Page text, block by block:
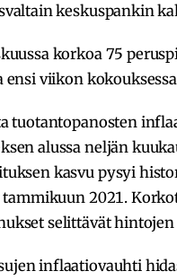
keskuspankin
korkoa 75
ensi viikon
tuotantopanosten
alussa neljän
kasvu pysyi
2021.
selittävät hintojen
inflaatiovauhti